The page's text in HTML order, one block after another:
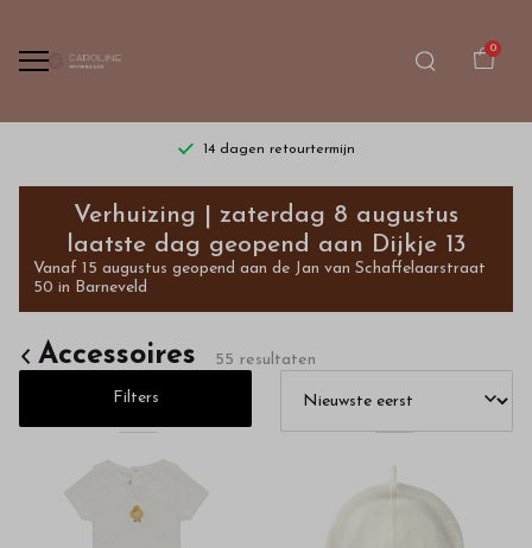
0
Gratis verzending vanaf €75,- | dinsdag t/m zaterdag
Accessoires
Bestel
kinderkleding
hoge
kwaliteit
Verhuizing | zaterdag 8 augustus
laatste dag geopend aan Dijkje 13
Vanaf 15 augustus geopend aan de Jan van Schaffelaarstraat
50 in Barneveld
Accessoires 55 resultaten
Filters